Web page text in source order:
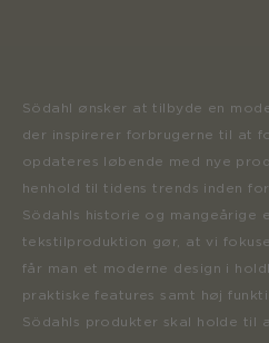
Södahl ønsker at tilbyde en
der inspirerer forbrugerne til at
opdateres løbende med nye
henhold til tidens trends inden
Södahls historie og mangeårige
tekstilproduktion gør, at vi
får man et moderne design i
praktiske features samt høj
Södahls produkter skal holde til